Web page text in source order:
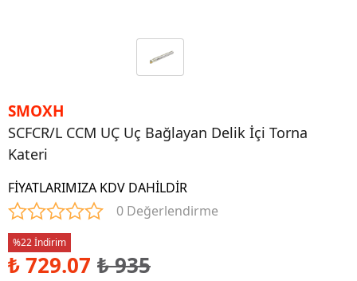
SMOXH
SCFCR/L CCM UÇ Uç Bağlayan Delik İçi Torna
Kateri
FİYATLARIMIZA KDV DAHİLDİR
0 Değerlendirme
%22 İndirim
₺ 729.07 ₺ 935